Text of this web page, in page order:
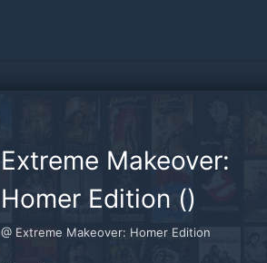
Extreme Makeover:
Homer Edition ()
@ Extreme Makeover: Homer Edition